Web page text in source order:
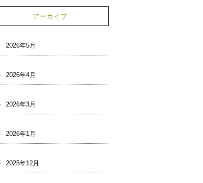
アーカイブ
2026年5月
2026年4月
2026年3月
2026年1月
2025年12月